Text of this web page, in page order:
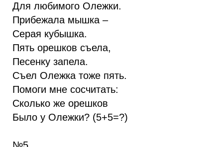
Для любимого Олежки.
Прибежала мышка –
Серая кубышка.
Пять орешков съела,
Песенку запела.
Съел Олежка тоже пять.
Помоги мне сосчитать:
Сколько же орешков
Было у Олежки? (5+5=?)